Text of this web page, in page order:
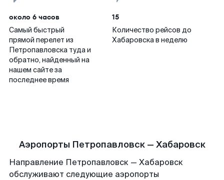
около 6 часов
Самый быстрый
прямой перелет из
Петропавловска туда и
обратно, найденный на
нашем сайте за
последнее время
15
Количество рейсов до
Хабаровска в неделю
Аэропорты Петропавловск — Хабаровск
Направление Петропавловск — Хабаровск
обслуживают следующие аэропорты